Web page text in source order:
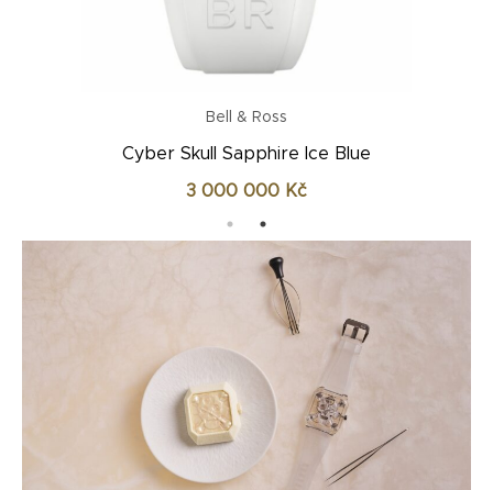
Bell & Ross
BR 01 Cyber Skull Bronze
303 450 Kč